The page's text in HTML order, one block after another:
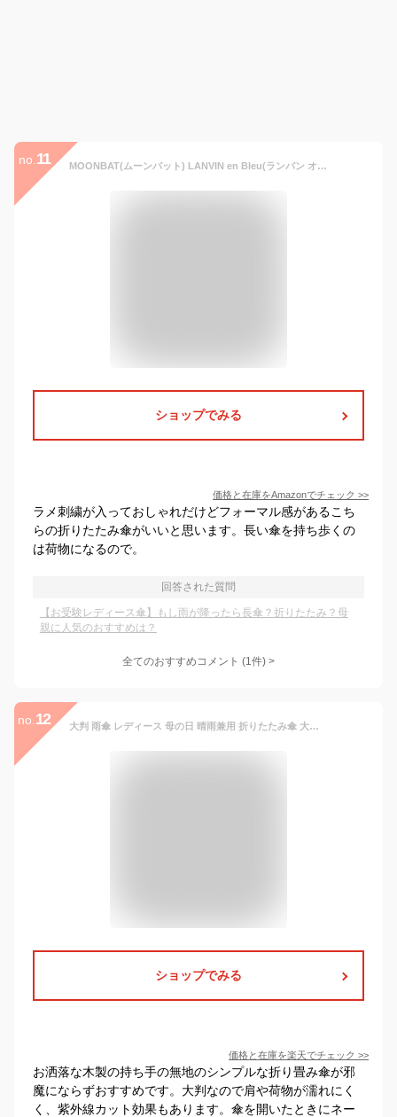
no. 11 MOONBAT(ムーンバット) LANVIN en Bleu(ランバン オン ブルー) ラメ刺繍 ロゴ入り 日傘 晴雨兼用傘 ショート傘 遮熱・遮光 レディース
ショップでみる
価格と在庫をAmazonでチェック >>
ラメ刺繍が入っておしゃれだけどフォーマル感があるこち
らの折りたたみ傘がいいと思います。長い傘を持ち歩くの
は荷物になるので。
回答された質問
【お受験レディース傘】もし雨が降ったら長傘？折りたたみ？母
親に人気のおすすめは？
全てのおすすめコメント (1件) >
no. 12 大判 雨傘 レディース 母の日 晴雨兼用 折りたたみ傘 大きい 直径100cm以上 イノベーター INNOVATOR ブランド おしゃれ 無地 北欧 オレンジ ネイビー ブルー 水色 ライトオレンジ パステルグリーン グレー ブラック 黒 ベージュ
ショップでみる
価格と在庫を楽天でチェック >>
お洒落な木製の持ち手の無地のシンプルな折り畳み傘が邪
魔にならずおすすめです。大判なので肩や荷物が濡れにく
く、紫外線カット効果もあります。傘を開いたときにネー